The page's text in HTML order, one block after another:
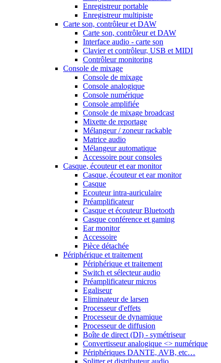
Enregistreur portable
Enregistreur multipiste
Carte son, contrôleur et DAW
Carte son, contrôleur et DAW
Interface audio - carte son
Clavier et contrôleur, USB et MIDI
Contrôleur monitoring
Console de mixage
Console de mixage
Console analogique
Console numérique
Console amplifiée
Console de mixage broadcast
Mixette de reportage
Mélangeur / zoneur rackable
Matrice audio
Mélangeur automatique
Accessoire pour consoles
Casque, écouteur et ear monitor
Casque, écouteur et ear monitor
Casque
Ecouteur intra-auriculaire
Préamplificateur
Casque et écouteur Bluetooth
Casque conférence et gaming
Ear monitor
Accessoire
Pièce détachée
Périphérique et traitement
Périphérique et traitement
Switch et sélecteur audio
Préamplificateur micros
Egaliseur
Eliminateur de larsen
Processeur d'effets
Processeur de dynamique
Processeur de diffusion
Boîte de direct (DI) - symétriseur
Convertisseur analogique <> numérique
Périphériques DANTE, AVB, etc…
Splitter et distributeur audio